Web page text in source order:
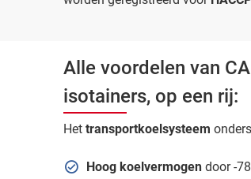
Alle voordelen van
isotainers, op een rij:
Het transportkoelsysteem
Hoog koelvermogendoor -